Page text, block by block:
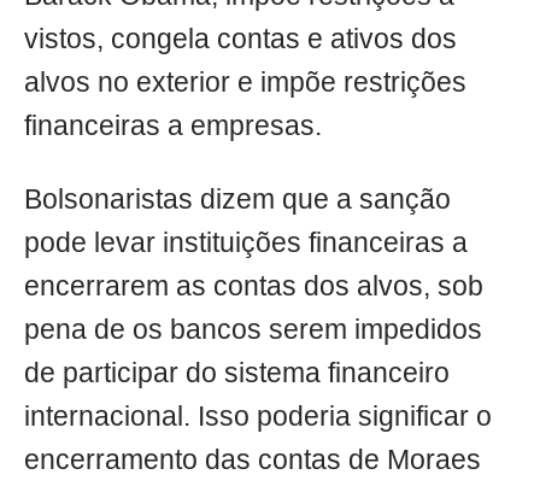
vistos, congela contas e ativos dos
alvos no exterior e impõe restrições
financeiras a empresas.
Bolsonaristas dizem que a sanção
pode levar instituições financeiras a
encerrarem as contas dos alvos, sob
pena de os bancos serem impedidos
de participar do sistema financeiro
internacional. Isso poderia significar o
encerramento das contas de Moraes